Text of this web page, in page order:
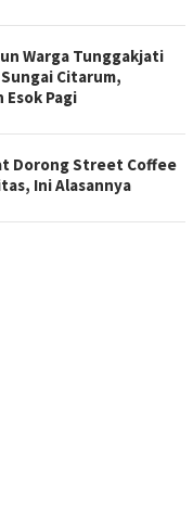
Warga Tunggakjati
Citarum,
Pagi
Dorong Street Coffee
Ini Alasannya